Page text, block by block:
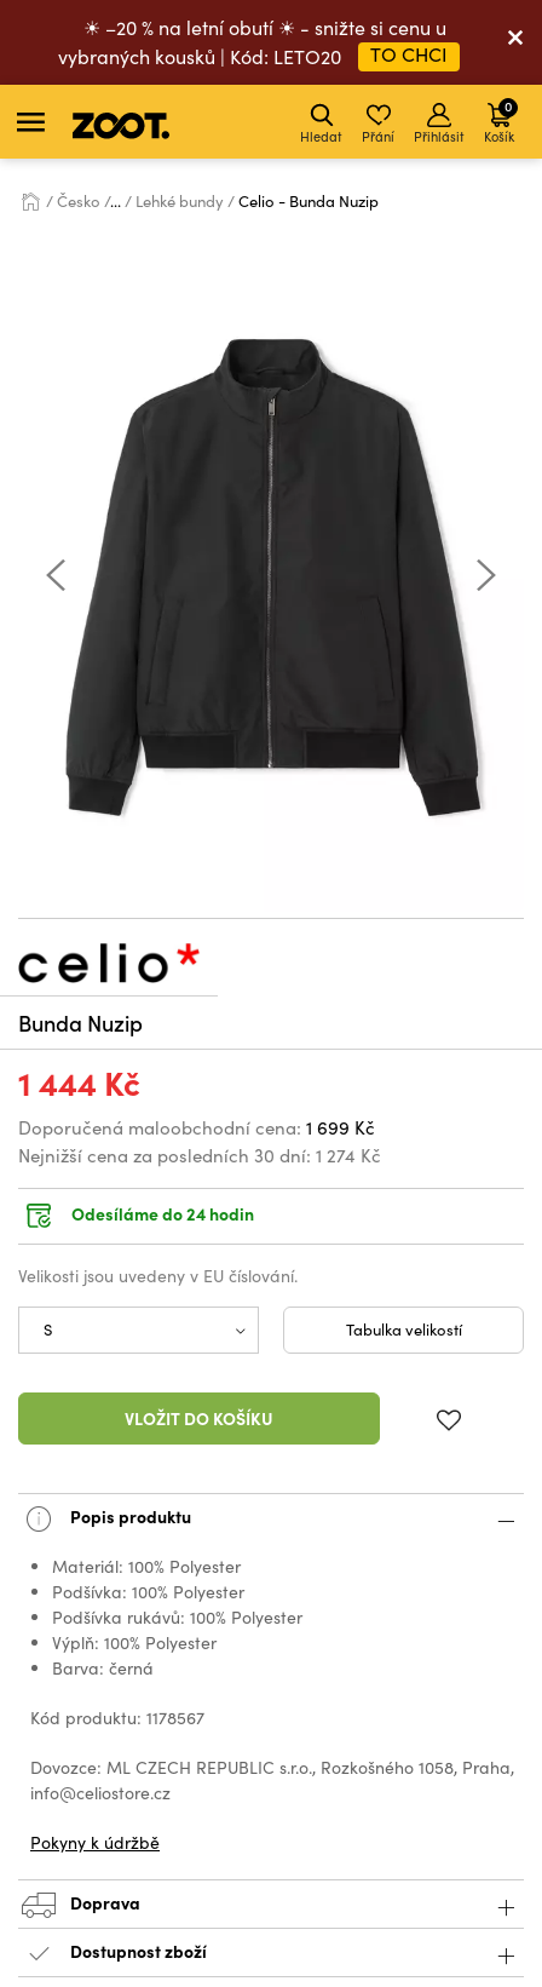
☀ –20 % na letní obutí ☀ - snižte si cenu u
vybraných kousků | Kód: LETO20
TO CHCI
Hledat Přání Přihlásit Košík
0
Česko ... Lehké bundy Celio - Bunda Nuzip
Bunda Nuzip
1 444 Kč
Doporučená maloobchodní cena: 1 699 Kč
Nejnižší cena za posledních 30 dní: 1 274 Kč
Odesíláme do 24 hodin
Velikosti jsou uvedeny v EU číslování.
Tabulka velikostí
VLOŽIT DO KOŠÍKU
Popis produktu
Materiál: 100% Polyester
Podšívka: 100% Polyester
Podšívka rukávů: 100% Polyester
Výplň: 100% Polyester
Barva: černá
Kód produktu: 1178567
Dovozce: ML CZECH REPUBLIC s.r.o., Rozkošného 1058, Praha,
info@celiostore.cz
Pokyny k údržbě
Doprava
Dostupnost zboží